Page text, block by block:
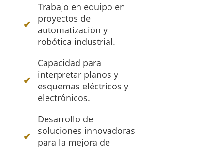
Trabajo en equipo en
proyectos de
automatización y
robótica industrial.
Capacidad para
interpretar planos y
esquemas eléctricos y
electrónicos.
Desarrollo de
soluciones innovadoras
para la mejora de